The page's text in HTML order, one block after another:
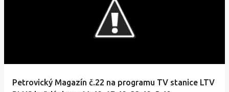
Petrovický Magazín č.22 na programu TV stanice LTV